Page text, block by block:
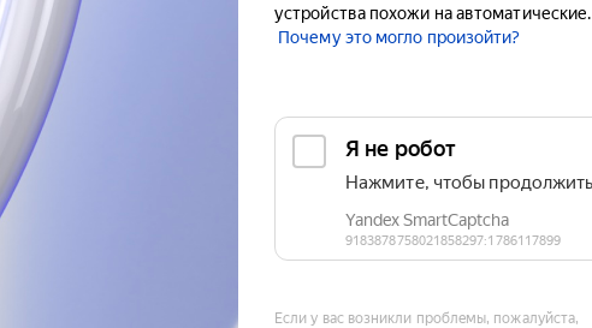
устройства похожи на автоматические.
Почему это могло произойти?
Если у вас возникли проблемы, пожалуйста,